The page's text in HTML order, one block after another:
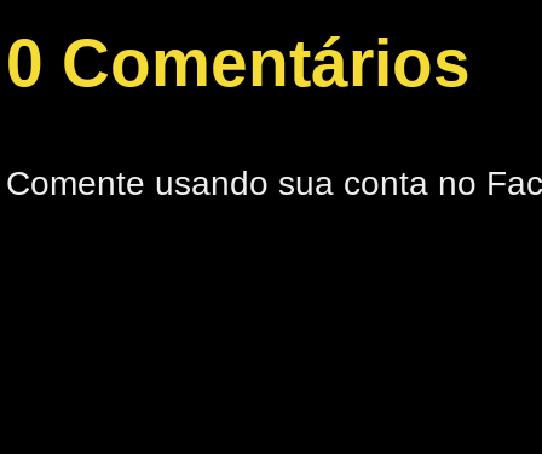
0 Comentários
Comente usando sua conta no